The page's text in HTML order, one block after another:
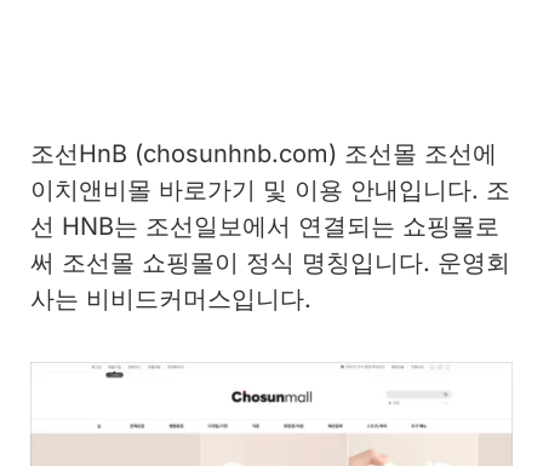
조선HnB (chosunhnb.com) 조선몰 조선에
이치앤비몰 바로가기 및 이용 안내입니다. 조
선 HNB는 조선일보에서 연결되는 쇼핑몰로
써 조선몰 쇼핑몰이 정식 명칭입니다. 운영회
사는 비비드커머스입니다.